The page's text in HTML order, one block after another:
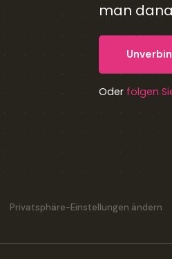
man
Oder folgen
Privatsphäre-Einstellungen ändern